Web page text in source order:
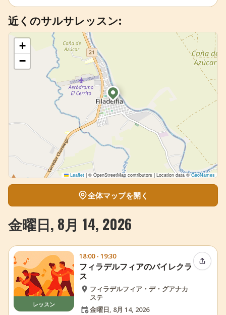
近くのサルサレッスン:
+
−
Leaflet | © OpenStreetMap contributors | Location data ©GeoNames
全体マップを開く
金曜日, 8月 14, 2026
レッスン
18:00 - 19:30
フィラデルフィアのバイレクラ
ス
フィラデルフィア・デ・グアナカ
ステ
金曜日, 8月 14, 2026
イベン